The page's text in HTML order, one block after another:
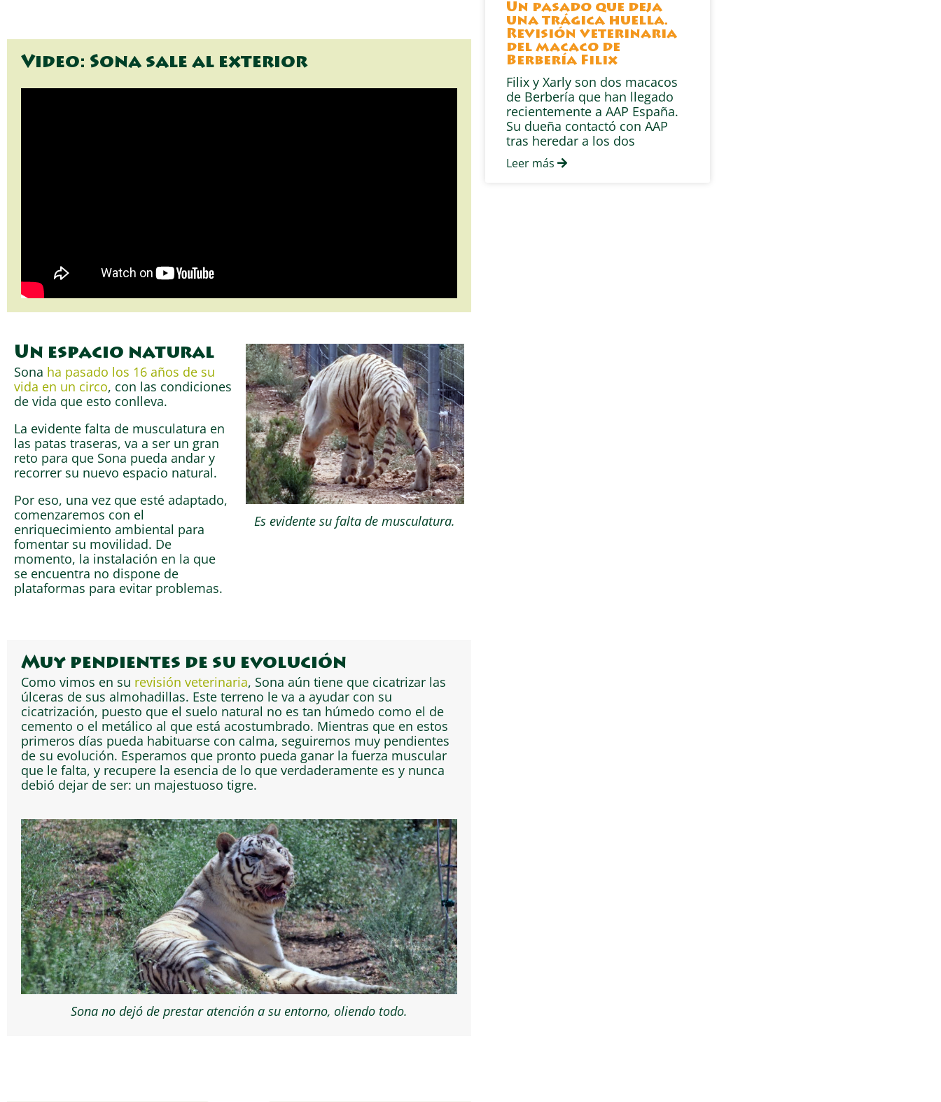
Video: Sona sale al exterior
Un espacio natural
Sona ha pasado los 16 años de su
vida en un circo, con las condiciones
de vida que esto conlleva.
La evidente falta de musculatura en
las patas traseras, va a ser un gran
reto para que Sona pueda andar y
recorrer su nuevo espacio natural.
Por eso, una vez que esté adaptado,
comenzaremos con el
enriquecimiento ambiental para
fomentar su movilidad. De
momento, la instalación en la que
se encuentra no dispone de
plataformas para evitar problemas.
Es evidente su falta de musculatura.
Muy pendientes de su evolución
Como vimos en su revisión veterinaria, Sona aún tiene que cicatrizar las
úlceras de sus almohadillas. Este terreno le va a ayudar con su
cicatrización, puesto que el suelo natural no es tan húmedo como el de
cemento o el metálico al que está acostumbrado. Mientras que en estos
primeros días pueda habituarse con calma, seguiremos muy pendientes
de su evolución. Esperamos que pronto pueda ganar la fuerza muscular
que le falta, y recupere la esencia de lo que verdaderamente es y nunca
debió dejar de ser: un majestuoso tigre.
Sona no dejó de prestar atención a su entorno, oliendo todo.
Un pasado que deja
una trágica huella.
Revisión veterinaria
del macaco de
Berbería Filix
Filix y Xarly son dos macacos
de Berbería que han llegado
recientemente a AAP España.
Su dueña contactó con AAP
tras heredar a los dos
Leer más